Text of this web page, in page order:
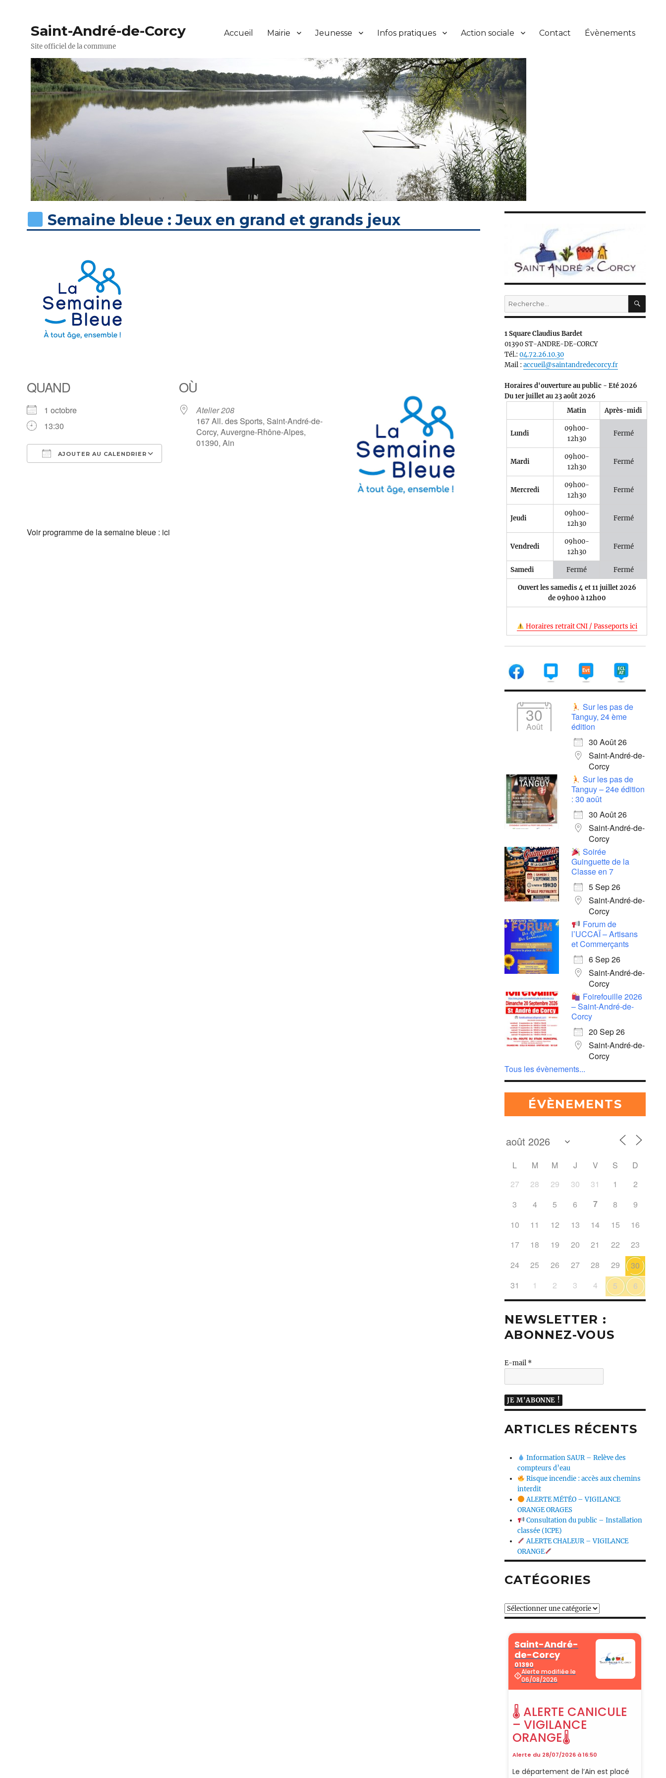
Saint-André-de-Corcy
Site officiel de la commune
Accueil Mairie Jeunesse Infos pratiques Action sociale Contact Évènements
Semaine bleue : Jeux en grand et grands jeux
QUAND
1 octobre
13:30
AJOUTER AU CALENDRIER
Office 365 Outlook Live
OÙ
Atelier 208
167 All. des Sports, Saint-André-de-
Corcy, Auvergne-Rhône-Alpes,
01390, Ain
Voir programme de la semaine bleue : ici
Recherche
pour :
1 Square Claudius Bardet
01390 ST-ANDRE-DE-CORCY
Tél.:04.72.26.10.30
Mail :accueil@saintandredecorcy.fr
Horaires d'ouverture au public - Eté 2026
Du 1er juillet au 23 août 2026
Matin
Après-midi
Lundi
09h00-
12h30
Fermé
Mardi
09h00-
12h30
Fermé
Mercredi
09h00-
12h30
Fermé
Jeudi
09h00-
12h30
Fermé
Vendredi
09h00-
12h30
Fermé
Samedi Fermé Fermé
Ouvert les samedis 4 et 11 juillet 2026
de 09h00 à 12h00
Horaires retrait CNI / Passeports ici
30
Août
Sur les pas de
Tanguy, 24 ème
édition
30 Août 26
Saint-André-de-
Corcy
Sur les pas de
Tanguy – 24e édition
: 30 août
30 Août 26
Saint-André-de-
Corcy
Soirée
Guinguette de la
Classe en 7
5 Sep 26
Saint-André-de-
Corcy
Forum de
l’UCCAÏ – Artisans
et Commerçants
6 Sep 26
Saint-André-de-
Corcy
Foirefouille 2026
– Saint-André-de-
Corcy
20 Sep 26
Saint-André-de-
Corcy
Tous les évènements...
ÉVÈNEMENTS
L M M J V S
D
27
28 29 30 31 1
2
3
4 5 6 7 8
9
10
11 12 13 14 15
16
17
18 19 20 21 22
23
24
25 26 27 28 29
30
31
1 2 3 4 5 6
NEWSLETTER :
ABONNEZ-VOUS
E-mail *
ARTICLES RÉCENTS
Information SAUR – Relève des
compteurs d’eau
Risque incendie : accès aux chemins
interdit
ALERTE MÉTÉO – VIGILANCE
ORANGE ORAGES
Consultation du public – Installation
classée (ICPE)
ALERTE CHALEUR – VIGILANCE
ORANGE
CATÉGORIES
Catégories